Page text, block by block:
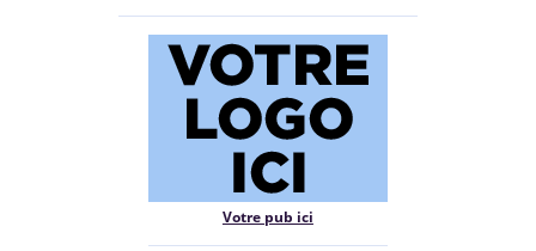
Votre pub ici